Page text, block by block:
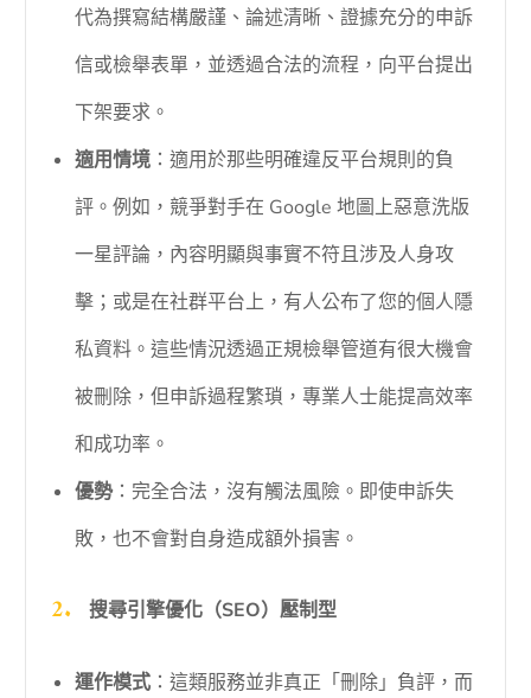
代為撰寫結構嚴謹、論述清晰、證據充分的申訴
信或檢舉表單，並透過合法的流程，向平台提出
下架要求。
適用情境 ：適用於那些明確違反平台規則的負
評。例如，競爭對手在 Google 地圖上惡意洗版
一星評論，內容明顯與事實不符且涉及人身攻
擊；或是在社群平台上，有人公布了您的個人隱
私資料。這些情況透過正規檢舉管道有很大機會
被刪除，但申訴過程繁瑣，專業人士能提高效率
和成功率。
優勢：完全合法，沒有觸法風險。即使申訴失
敗，也不會對自身造成額外損害。
搜尋引擎優化（SEO）壓制型
運作模式 ：這類服務並非真正「刪除」負評，而